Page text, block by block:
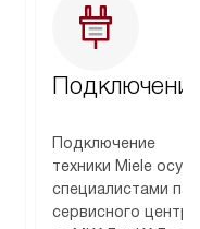
Подключение
техники Miele
специалистами
сервисного